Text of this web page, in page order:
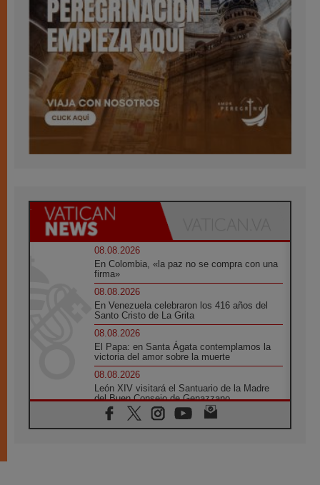
08.08.2026
En Colombia, «la paz no se compra con una
firma»
08.08.2026
En Venezuela celebraron los 416 años del
Santo Cristo de La Grita
08.08.2026
El Papa: en Santa Ágata contemplamos la
victoria del amor sobre la muerte
08.08.2026
León XIV visitará el Santuario de la Madre
del Buen Consejo de Genazzano
07.08.2026
Filipinas: el Vicariato Apostólico de Calapán